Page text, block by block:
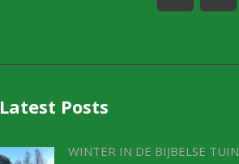
Latest Posts
WINTER IN DE BIJBELSE TUIN